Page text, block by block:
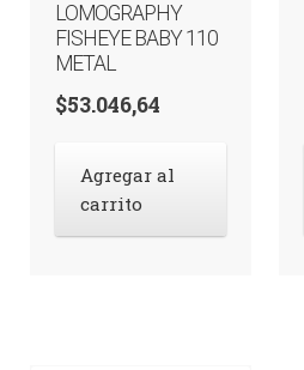
LOMOGRAPHY
FISHEYE BABY 110
METAL
$53.046,64
Agregar al
carrito